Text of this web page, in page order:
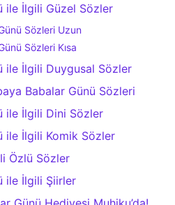
ile İlgili Güzel Sözler
Sözleri Uzun
Sözleri Kısa
ile İlgili Duygusal Sözler
Babalar Günü Sözleri
ile İlgili Dini Sözler
ile İlgili Komik Sözler
Özlü Sözler
ile İlgili Şiirler